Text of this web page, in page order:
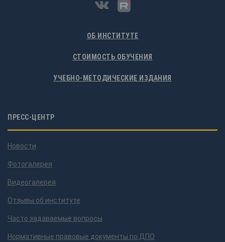
ОБ ИНСТИТУТЕ
СТОИМОСТЬ ОБУЧЕНИЯ
УЧЕБНО-МЕТОДИЧЕСКИЕ ИЗДАНИЯ
ПРЕСС-ЦЕНТР
Новости
Фотогалерея
Видеогалерея
Отзывы об институте
Часто задаваемые вопросы
Нормативные правовые документы по ДПО